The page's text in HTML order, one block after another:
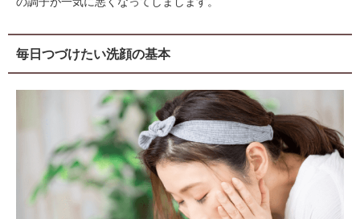
毎日つづけたい洗顔の基本